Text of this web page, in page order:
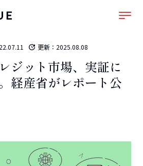
産省がレポート公表
更新： 2025.08.08
ジット市場、実証に
経産省がレポート公